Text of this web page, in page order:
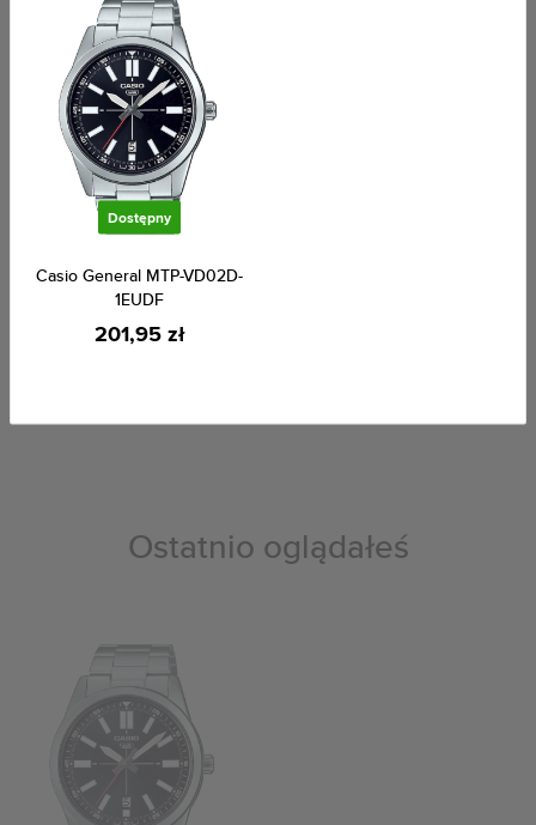
116,00 zł
Ostatnio oglądałeś
Dostępny
Casio General MTP-VD02D-
1EUDF
201,95 zł